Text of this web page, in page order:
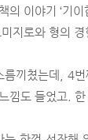
의 이야기 ‘기이
지로와 형의 경
끼쳤는데, 4
낌도 들었고.